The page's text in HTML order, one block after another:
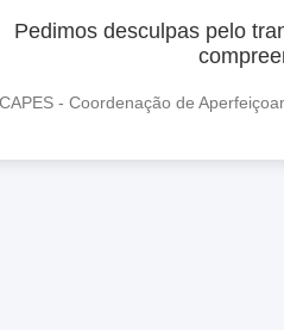
Pedimos desculpas pelo
- Coordenação de